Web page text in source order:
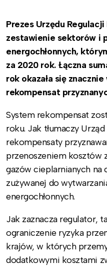
Prezes Urzędu
zestawienie sektorów i
energochłonnych,
za 2020 rok. Łączna
rok okazała się
rekompensat
System rekompensat
roku. Jak tłumaczy
rekompensaty
przenoszeniem kosztów
gazów cieplarnianych na
zużywanej do
energochłonnych.
Jak zaznacza regulator,
ograniczenie ryzyka
krajów, w których
dodatkowymi kosztami